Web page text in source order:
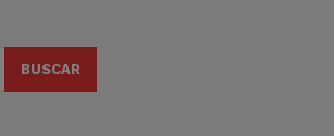
BUSCAR